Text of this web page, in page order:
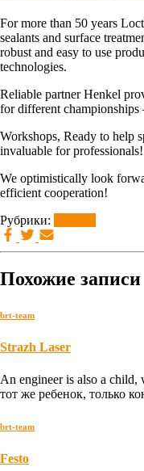
For more than 50 years
sealants and surface
robust and easy to use
technologies.
Reliable partner Henkel
for different
Workshops, Ready to help
invaluable for professionals!
We optimistically look
efficient cooperation!
Рубрики:
Похожие записи
brt-team
Strazh Laser
An engineer is also a
тот же ребенок, только
brt-team
Festo